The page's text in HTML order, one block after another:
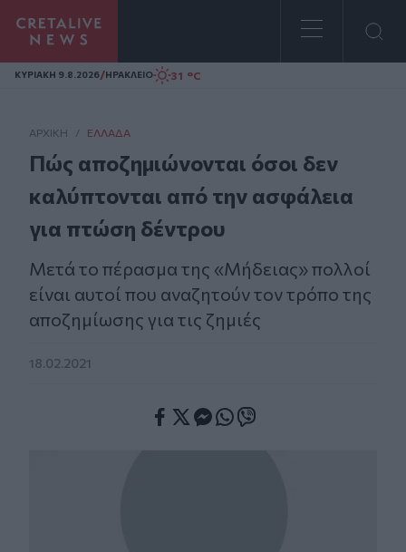
Homepage
ΚΥΡΙΑΚΗ 9.8.2026/ΗΡΑΚΛΕΙΟ 31 °C
ΑΡΧΙΚΗ / ΕΛΛΆΔΑ
Πώς αποζημιώνονται όσοι δεν
καλύπτονται από την ασφάλεια
για πτώση δέντρου
Μετά το πέρασμα της «Μήδειας» πολλοί
είναι αυτοί που αναζητούν τον τρόπο της
αποζημίωσης για τις ζημιές
18.02.2021